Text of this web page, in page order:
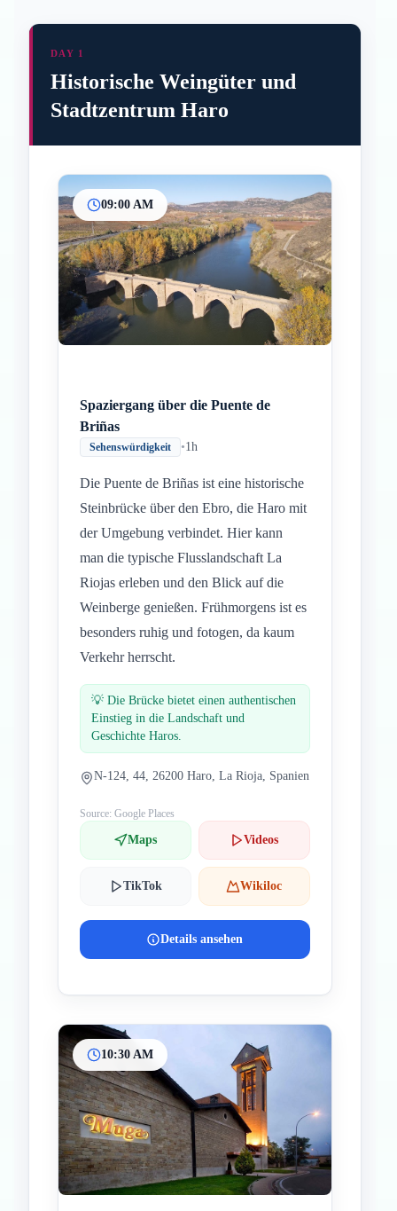
DAY 1
Historische Weingüter und
Stadtzentrum Haro
09:00 AM
Spaziergang über die Puente de
Briñas
Sehenswürdigkeit •1h
Die Puente de Briñas ist eine historische
Steinbrücke über den Ebro, die Haro mit
der Umgebung verbindet. Hier kann
man die typische Flusslandschaft La
Riojas erleben und den Blick auf die
Weinberge genießen. Frühmorgens ist es
besonders ruhig und fotogen, da kaum
Verkehr herrscht.
💡 Die Brücke bietet einen authentischen
Einstieg in die Landschaft und
Geschichte Haros.
N-124, 44, 26200 Haro, La Rioja, Spanien
Source: Google Places
Maps Videos
TikTok Wikiloc
Details ansehen
10:30 AM